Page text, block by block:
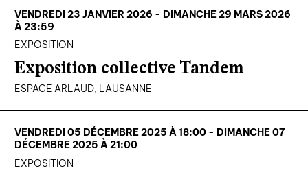
VENDREDI 23 JANVIER 2026 - DIMANCHE 29 MARS 2026
À 23:59
EXPOSITION
Exposition collective Tandem
ESPACE ARLAUD, LAUSANNE
VENDREDI 05 DÉCEMBRE 2025 À 18:00 - DIMANCHE 07
DÉCEMBRE 2025 À 21:00
EXPOSITION